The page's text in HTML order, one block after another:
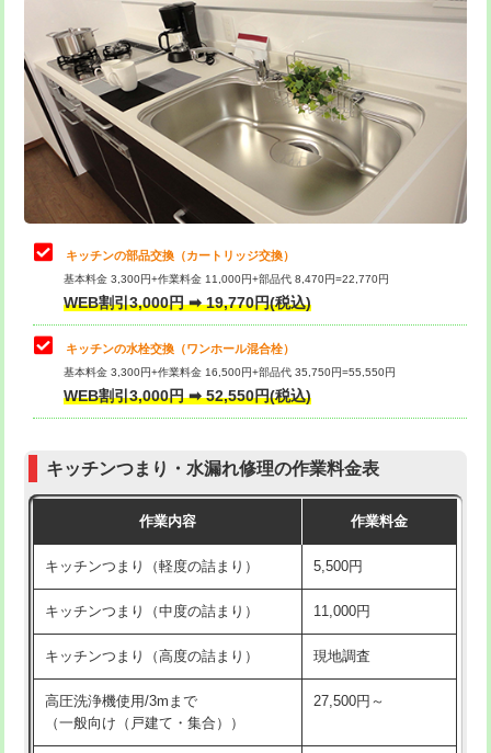
給水管工事※（バンド止め) 3,300円
給水管工事※（支持金具設置) 5,500円
給水管工事※（保温材使用（バンド止
め込み）)
5,500円
給水管工事※（土の掘削・埋め戻し作
11,000円
給水管工事※（塩ビ管（VP・HI）使
用/3ｍまで)
給水管工事※（塩ビ管（VP・HI）使
用（追加）/3ｍ超え)
給水管工事※（ライニング鋼管・銅
管・ポリ管・HT管使用/3ｍまで)
44,000円
管・ポリ管・HT管使用/3ｍ超え)
排水管工事（土の掘削・埋め戻し作
11,000円~
排水管工事（排水管工事/3ｍまで） 55,000円
排水管工事（追加 排水管工事/3ｍ超
+11,000円
マス交換（土の掘削・埋め戻し作業）
マス交換（深さ50㎝未満）
追加トーラー機使用/3m超え +3,300円
カメラ調査 33,000円
桝清掃 8,800円
止水・漏水調査・防水処理・清掃・修
理・調整・分解・加工など（軽作業）
11,000円
止水・漏水調査・防水処理・清掃・修
理・調整・分解・加工など（中作業）
22,000円
止水・漏水調査・防水処理・清掃・修
理・調整・分解・加工など（重作業）
33,000円
お風呂タンク脱着
その他部品の脱着
式・ワンホール）)
交換・取付(排水栓・排水トラップ
22,000円+材料費
持込商品取付（単水栓）
キッチンの部品交換（カートリッジ交換）
基本料金 3,300円+作業料金 11,000円+部品代 8,470円=22,770円
WEB割引3,000円 ➡ 19,770円(税込)
キッチンの水栓交換（ワンホール混合栓）
基本料金 3,300円+作業料金 16,500円+部品代 35,750円=55,550円
WEB割引3,000円 ➡ 52,550円(税込)
キッチンつまり・水漏れ修理の作業料金表
作業内容 作業料金
キッチンつまり（軽度の詰まり） 5,500円
キッチンつまり（中度の詰まり） 11,000円
キッチンつまり（高度の詰まり） 現地調査
高圧洗浄機使用/3mまで
（一般向け（戸建て・集合））
27,500円～